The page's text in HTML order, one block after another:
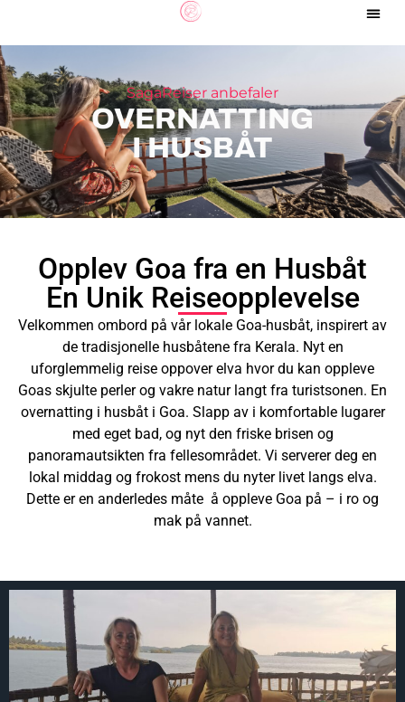
SagaReiser anbefaler
OVERNATTING
I HUSBÅT
Opplev Goa fra en Husbåt
En Unik Reiseopplevelse
Velkommen ombord på vår lokale Goa-husbåt, inspirert av
de tradisjonelle husbåtene fra Kerala. Nyt en
uforglemmelig reise oppover elva hvor du kan oppleve
Goas skjulte perler og vakre natur langt fra turistsonen. En
overnatting i husbåt i Goa. Slapp av i komfortable lugarer
med eget bad, og nyt den friske brisen og
panoramautsikten fra fellesområdet. Vi serverer deg en
lokal middag og frokost mens du nyter livet langs elva.
Dette er en anderledes måte å oppleve Goa på – i ro og
mak på vannet.